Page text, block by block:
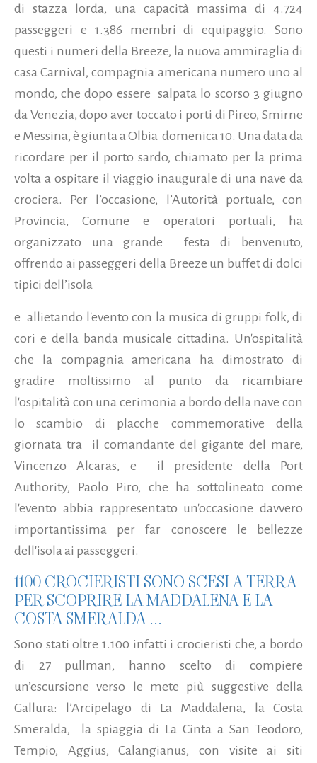
di stazza lorda, una capacità massima di 4.724
passeggeri e 1.386 membri di equipaggio. Sono
questi i numeri della Breeze, la nuova ammiraglia di
casa Carnival, compagnia americana numero uno al
mondo, che dopo essere salpata lo scorso 3 giugno
da Venezia, dopo aver toccato i porti di Pireo, Smirne
e Messina, è giunta a Olbia domenica 10. Una data da
ricordare per il porto sardo, chiamato per la prima
volta a ospitare il viaggio inaugurale di una nave da
crociera. Per l’occasione, l’Autorità portuale, con
Provincia, Comune e operatori portuali, ha
organizzato una grande festa di benvenuto,
offrendo ai passeggeri della Breeze un buffet di dolci
tipici dell’isola
e allietando l'evento con la musica di gruppi folk, di
cori e della banda musicale cittadina. Un'ospitalità
che la compagnia americana ha dimostrato di
gradire moltissimo al punto da ricambiare
l'ospitalità con una cerimonia a bordo della nave con
lo scambio di placche commemorative della
giornata tra il comandante del gigante del mare,
Vincenzo Alcaras, e il presidente della Port
Authority, Paolo Piro, che ha sottolineato come
l'evento abbia rappresentato un'occasione davvero
importantissima per far conoscere le bellezze
dell'isola ai passeggeri.
1100 CROCIERISTI SONO SCESI A TERRA
PER SCOPRIRE LA MADDALENA E LA
COSTA SMERALDA ...
Sono stati oltre 1.100 infatti i crocieristi che, a bordo
di 27 pullman, hanno scelto di compiere
un’escursione verso le mete più suggestive della
Gallura: l’Arcipelago di La Maddalena, la Costa
Smeralda, la spiaggia di La Cinta a San Teodoro,
Tempio, Aggius, Calangianus, con visite ai siti